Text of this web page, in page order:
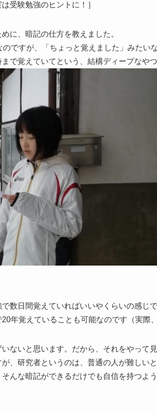
受験勉強のヒントに！］
に、暗記の仕方を教えました。
ですが、「ちょっと覚えました」みたい
で覚えていてという、結構ディープなやつ
数日間覚えていればいいやくらいの感じ
年覚えていることも可能なのです（実際
ないと思います。だから、それをやって
、研究者というのは、普通の人が難しい
んな暗記ができるだけでも自信を持つよ